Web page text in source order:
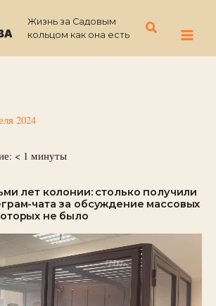
Жизнь за Садовым
кольцом как она есть
Поиск
2024
< 1 минуты
лет колонии: столько получили
чата за обсуждение массовых
не было